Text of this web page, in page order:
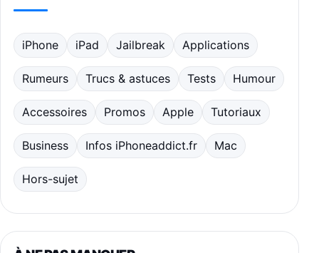
iPhone iPad Jailbreak Applications
Rumeurs Trucs & astuces Tests Humour
Accessoires Promos Apple Tutoriaux
Business Infos iPhoneaddict.fr Mac
Hors-sujet